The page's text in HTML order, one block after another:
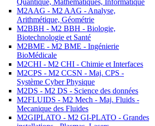
Quantique, Mathematiques, Informatique
M2AAG - M2 AAG - Analyse,
Arithmétique, Géométrie
M2BBH - M2 BBH - Biologie,
Biotechnologie et Santé
M2BME - M2 BME - Ingénierie
BioMédicale
M2CHI - M2 CHI - Chimie et Interfaces
M2CPS - M2 CCSN - Maj. CPS -
Système Cyber Physique
M2DS - M2 DS - Science des données
M2FLUIDS - M2 Mech - Maj. Fluids -
Mecanique des Fluides
M2GIPLATO - M2 GI-PLATO - Grandes